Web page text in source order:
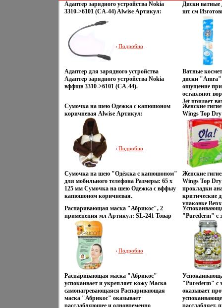
Адаптер зарядного устройства Nokia
3310->6101 (CA-44) Alwise Артикул:
А-0000010502 Предназначен для: Nokia
6101, Nokia 6101, pink, Nokia 6101, white
инфо 6428o.
Подробно
Адаптер для зарядного устройства
Адаптер зарядного устройства Nokia
вффщв 3310->6101 (CA-44).
Сумочка на шею Одежка с капюшоном
коричневая Alwise Артикул:
А-0000009970 инфо 1692u.
Подробно
Сумочка на шею "Одёжка с капюшоном"
для мобильного телефона Размеры: 65 х
125 мм Сумочка на шею Одежка с вффыу
капюшоном коричневая.
Распаривающая маска "Абрикос", 2
применения мл Артикул: SL-241 Товар
сертифицирован инфо 4748q.
Подробно
Распаривающая маска "Абрикос"
успокаивает и укрепляет кожу Маска
самонагревающаяся Распаривающая
маска "Абрикос" оказывает
расслабляющее и одновременно
Диски ватные
шт см
Ватные
диски "Amra"
ощущение при
оставляют
Jet придает
гарантирует
хлопок
упаковки:
Женские
Wings Top
Женские
Wings Top Dry
прокладки
критические
упаковке
трехмерная
которая
поверхность
слой
целлюлозы,
Толщина
прокладки:
20 см х 19 см
Россия
"Purederm" с
кожей
инфо 3555q.
"Purederm" с
оказывает
расслабляет,